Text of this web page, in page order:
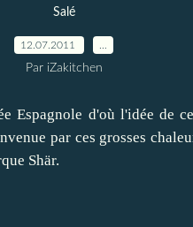
Salé
12.07.2011
Par iZakitchen
Espagnole d'où l'idée de
par ces grosses
Shär.